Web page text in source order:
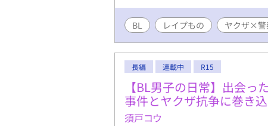
BL レイプもの ヤクザ×警
長編 連載中 R15
【BL男子の日常】出会っ
事件とヤクザ抗争に巻き
須戸コウ